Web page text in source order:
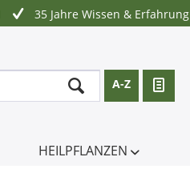
35 Jahre Wissen & Erfahrung
A-Z
HEILPFLANZEN